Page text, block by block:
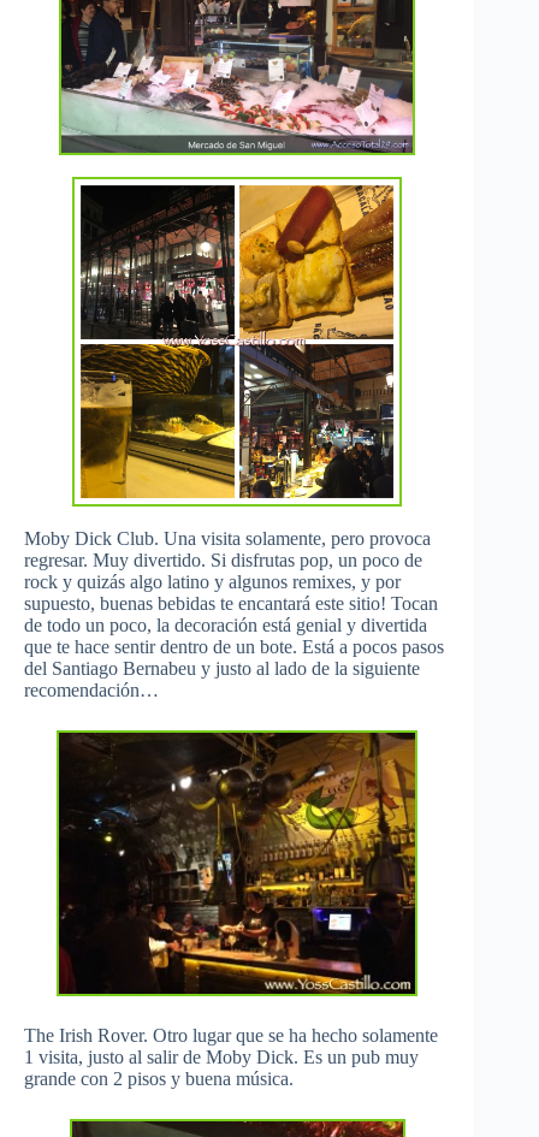
Moby Dick Club. Una visita solamente, pero provoca
regresar. Muy divertido. Si disfrutas pop, un poco de
rock y quizás algo latino y algunos remixes, y por
supuesto, buenas bebidas te encantará este sitio! Tocan
de todo un poco, la decoración está genial y divertida
que te hace sentir dentro de un bote. Está a pocos pasos
del Santiago Bernabeu y justo al lado de la siguiente
recomendación…
The Irish Rover. Otro lugar que se ha hecho solamente
1 visita, justo al salir de Moby Dick. Es un pub muy
grande con 2 pisos y buena música.